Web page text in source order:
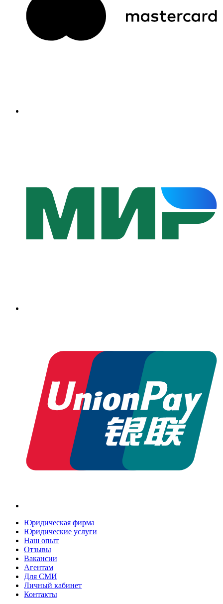
Юридическая фирма
Юридические услуги
Наш опыт
Отзывы
Вакансии
Агентам
Для СМИ
Личный кабинет
Контакты